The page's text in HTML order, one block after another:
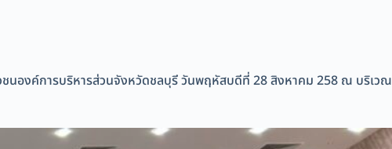
ชนองค์การบริหารส่วนจังหวัดชลบุรี วันพฤหัสบดีที่ 28 สิงหาคม 258 ณ บริเวณ